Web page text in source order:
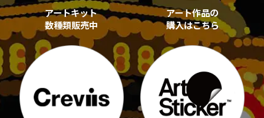
アートキット
数種類販売中
アート作品の
購入はこちら